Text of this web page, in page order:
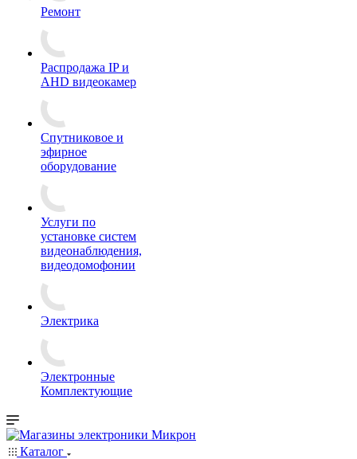
Ремонт
Распродажа IP и
AHD видеокамер
Спутниковое и
эфирное
оборудование
Услуги по
установке систем
видеонаблюдения,
видеодомофонии
Электрика
Электронные
Комплектующие
Каталог